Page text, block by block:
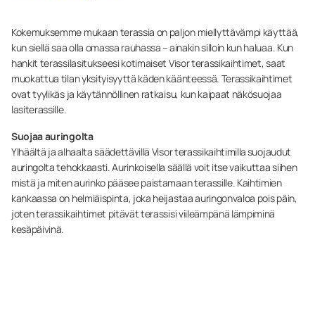
Kokemuksemme mukaan terassia on paljon miellyttävämpi käyttää,
kun siellä saa olla omassa rauhassa – ainakin silloin kun haluaa. Kun
hankit terassilasitukseesi kotimaiset Visor terassikaihtimet, saat
muokattua tilan yksityisyyttä käden käänteessä. Terassikaihtimet
ovat tyylikäs ja käytännöllinen ratkaisu, kun kaipaat näkösuojaa
lasiterassille.
Suojaa auringolta
Ylhäältä ja alhaalta säädettävillä Visor terassikaihtimilla suojaudut
auringolta tehokkaasti. Aurinkoisella säällä voit itse vaikuttaa siihen
mistä ja miten aurinko pääsee paistamaan terassille. Kaihtimien
kankaassa on helmiäispinta, joka heijastaa auringonvaloa pois päin,
joten terassikaihtimet pitävät terassisi viileämpänä lämpiminä
kesäpäivinä.